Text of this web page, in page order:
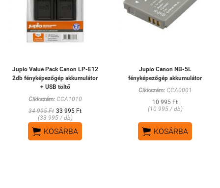
Jupio Value Pack Canon LP-E12
2db fényképezőgép akkumulátor
+ USB töltő
Cikkszám:CCA1010
34 995 Ft 33 995 Ft
(33 995 / db)
 KOSÁRBA
Jupio Canon NB-5L
fényképezőgép akkumulátor
Cikkszám:CCA0001
10 995 Ft
(10 995 / db)
 KOSÁRBA